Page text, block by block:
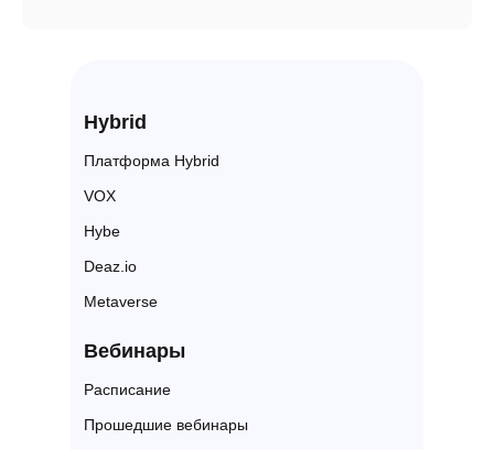
Вебин ары
Расписание
Прошедшие вебинары
Платформа Hybrid
Hybe
VOX
Deaz.io
Metaverse
Hybrid